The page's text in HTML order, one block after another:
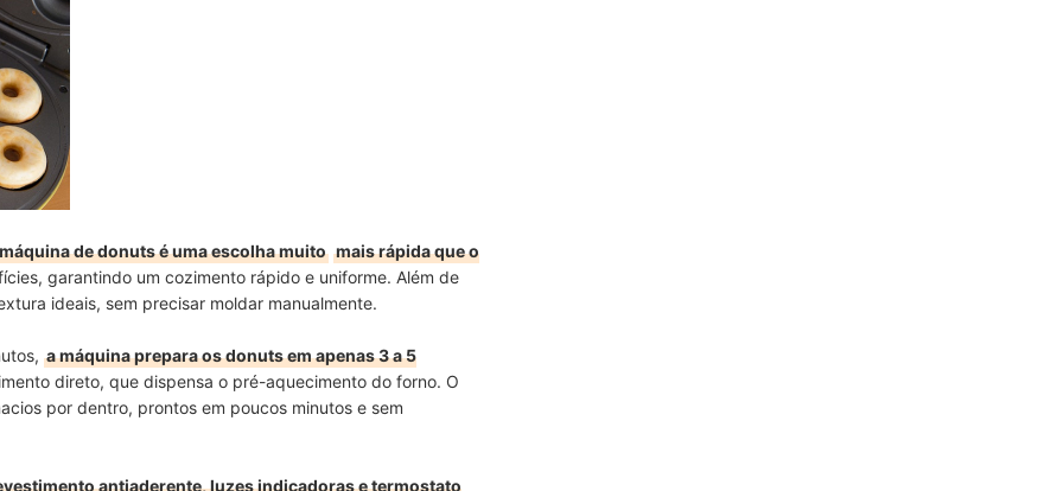
para Preparar Essas Delícias
de donuts é uma escolha muito mais rápida que o
garantindo um cozimento rápido e uniforme. Além de
ideais, sem precisar moldar manualmente.
a máquina prepara os donuts em apenas 3 a 5
direto, que dispensa o pré-aquecimento do forno. O
por dentro, prontos em poucos minutos e sem
antiaderente, luzes indicadoras e termostato